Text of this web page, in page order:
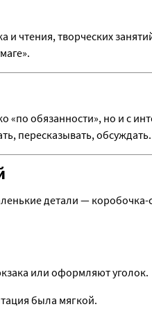
и чтения, творческих
«по обязанности», но и с
пересказывать, обсуждать.
детали —
или оформляют уголок.
была мягкой.